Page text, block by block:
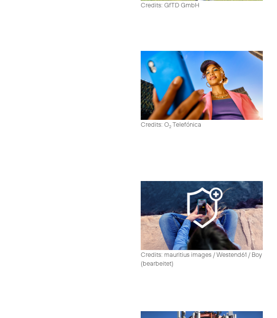
Credits: GfTD GmbH
Credits: O2Telefónica
Credits: mauritius images / Westend61 / Boy
(bearbeitet)